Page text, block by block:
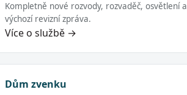
Kompletně nové rozvody, rozvaděč, osvětlení a
výchozí revizní zpráva.
Více o službě →
Dům zvenku